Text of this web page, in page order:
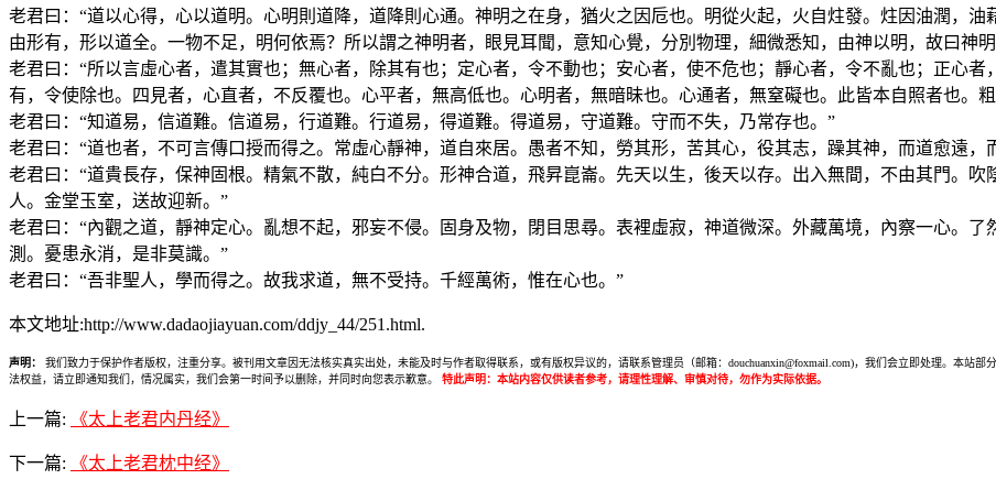
老君曰：“道以心得，心以道明。心明則道降，道降則心通。神明之在身，猶火之因卮也。明從火起，火自炷發。炷因油潤，
由形有，形以道全。一物不足，明何依焉？所以謂之神明者，眼見耳聞，意知心覺，分別物理，細微悉知，由神以明，故曰神
老君曰：“所以言虛心者，遣其實也；無心者，除其有也；定心者，令不動也；安心者，使不危也；靜心者，令不亂也；正心
有，令使除也。四見者，心直者，不反覆也。心平者，無高低也。心明者，無暗昧也。心通者，無窒礙也。此皆本自照者也。
老君曰：“知道易，信道難。信道易，行道難。行道易，得道難。得道易，守道難。守而不失，乃常存也。”
老君曰：“道也者，不可言傳口授而得之。常虛心靜神，道自來居。愚者不知，勞其形，苦其心，役其志，躁其神，而道愈遠，
老君曰：“道貴長存，保神固根。精氣不散，純白不分。形神合道，飛昇崑崙。先天以生，後天以存。出入無間，不由其門。
人。金堂玉室，送故迎新。”
老君曰：“內觀之道，靜神定心。亂想不起，邪妄不侵。固身及物，閉目思尋。表裡虛寂，神道微深。外藏萬境，內察一心。
測。憂患永消，是非莫識。”
老君曰：“吾非聖人，學而得之。故我求道，無不受持。千經萬術，惟在心也。”
本文地址:http://www.dadaojiayuan.com/ddjy_44/251.html.
声明：
我们致力于保护作者版权，注重分享。被刊用文章因无法核实真实出处，未能及时与作者取得联系，或有版权异议的，请联系管理员（邮箱：douchuanxin@foxmail.com)，我们会立即处理。本站
法权益，请立即通知我们，情况属实，我们会第一时间予以删除，并同时向您表示歉意。
特此声明：本站内容仅供读者参考，请理性理解、审慎对待，勿作为实际依据。
上一篇: 《太上老君内丹经》
下一篇: 《太上老君枕中经》